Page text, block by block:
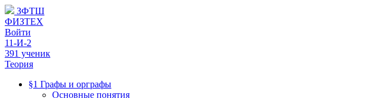
ЗФТШ
ФИЗТЕХ
Войти
11-И-2
391 ученик
Теория
§1 Графы и орграфы
Основные понятия